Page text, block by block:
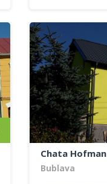
Chata Hofman
Bublava